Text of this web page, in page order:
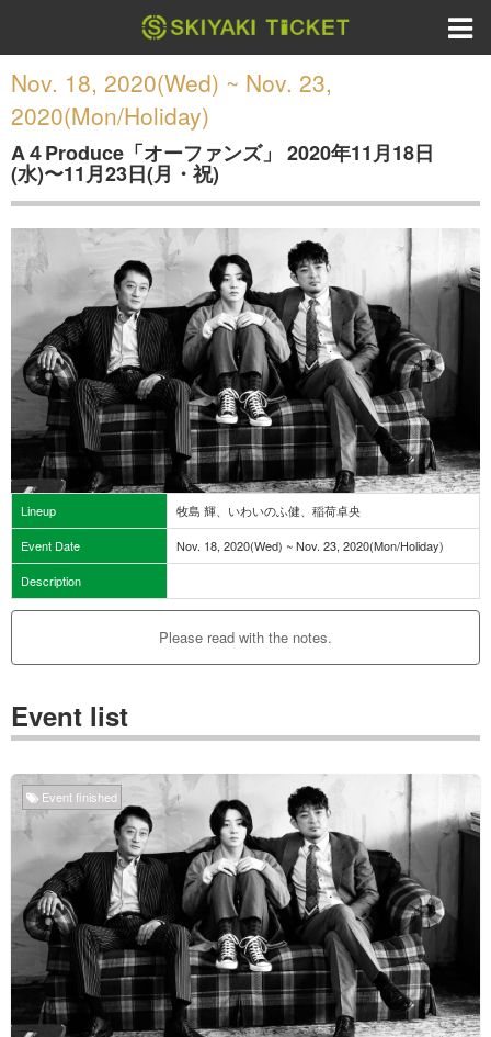
Nov. 18, 2020(Wed) ~ Nov. 23,
2020(Mon/Holiday)
A４Produce「オーファンズ」 2020年11月18日
(水)〜11月23日(月・祝)
Lineup
牧島 輝、いわいのふ健、稲荷卓央
Event Date
Nov. 18, 2020(Wed) ~ Nov. 23, 2020(Mon/Holiday)
Description
Please read with the notes.
Event list
Event finished